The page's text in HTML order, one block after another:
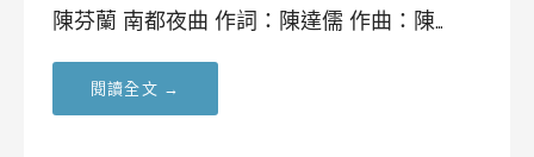
陳芬蘭 南都夜曲 作詞：陳達儒 作曲：陳…
閱讀全文 →